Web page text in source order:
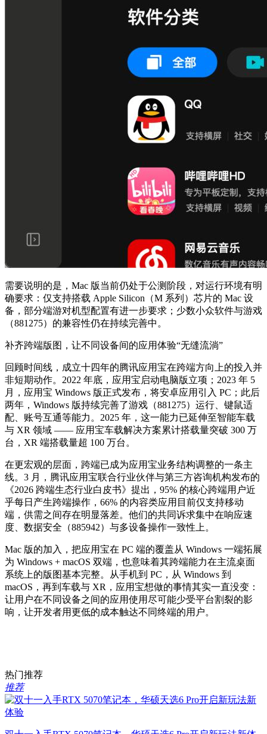
需要说明的是，Mac 版当前仍处于公测阶段，对运行环境有明
确要求：仅支持搭载 Apple Silicon（M 系列）芯片的 Mac 设
备，部分端游对机型配置有进一步要求；少数小众软件与游戏
（881275）的兼容性仍在持续完善中。
补齐跨端版图，让不同设备间的应用体验“无缝流淌”
回顾时间线，成立十四年的腾讯应用宝在跨端方向上的投入并
非短期动作。2022 年底，应用宝启动电脑版立项；2023 年 5
月，应用宝 Windows 版正式发布，将安卓应用引入 PC；此后
两年，Windows 版持续完善了游戏（881275）运行、键鼠适
配、账号互通等能力。2025 年，这一能力已延伸至智能车载
与 XR 领域 —— 应用宝车载解决方案累计搭载量突破 300 万
台，XR 端搭载量超 100 万台。
在更宏观的层面，跨端已成为应用宝业务结构调整的一条主
线。3 月，腾讯应用宝联合行业伙伴与第三方咨询机构发布的
《2026 跨端生态行业白皮书》提出，95% 的核心跨端用户近
乎每日产生跨端操作，66% 的内容类应用目前仅支持移动
端，供需之间存在明显落差。他们的共同诉求集中在响应速
度、数据安全（885942）与多设备操作一致性上。
Mac 版的加入，把应用宝在 PC 端的覆盖从 Windows 一端拓展
为 Windows + macOS 双端，也意味着其跨端能力在主流桌面
系统上的版图基本完整。从手机到 PC，从 Windows 到
macOS，再到车载与 XR，应用宝想做的事情其实一直没变：
让用户在不同设备之间的应用使用尽可能少受平台割裂的影
响，让开发者用更低的成本触达不同终端的用户。
热门推荐
推荐